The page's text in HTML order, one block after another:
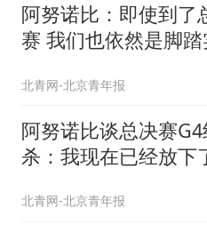
阿努诺比：即使到了
赛 我们也依然是脚踏
北青网-北京青年报
阿努诺比谈总决赛
杀：我现在已经放下
北青网-北京青年报